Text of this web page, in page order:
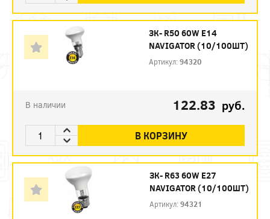
ЗК- R50 60W E14
NAVIGATOR (10/100ШТ)
Артикул:94320
В наличии 122.83 руб.
В КОРЗИНУ
ЗК- R63 60W E27
NAVIGATOR (10/100ШТ)
Артикул:94321